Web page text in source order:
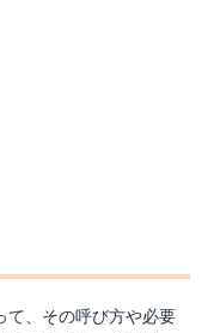
て、その呼び方や必要